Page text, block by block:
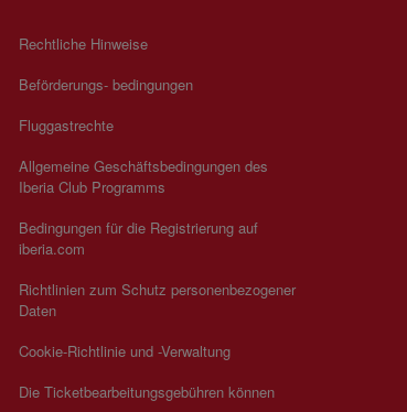
Rechtliche Hinweise
Beförderungs- bedingungen
Fluggastrechte
Allgemeine Geschäftsbedingungen des
Iberia Club Programms
Bedingungen für die Registrierung auf
iberia.com
Richtlinien zum Schutz personenbezogener
Daten
Cookie-Richtlinie und -Verwaltung
Die Ticketbearbeitungsgebühren können